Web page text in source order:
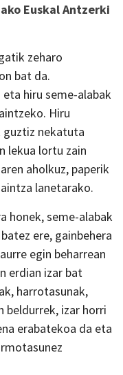
Euskal Antzerki
zeharo
bat da.
hiru seme-alabak
Hiru
guztiz nekatuta
lekua lortu zain
aholkuz, paperik
lanetarako.
honek, seme-alabak
ere, gainbehera
egin beharrean
erdian izar bat
harrotasunak,
beldurrek, izar horri
erabatekoa da eta